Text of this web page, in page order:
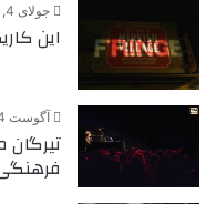
جولای 4, 2016
این
آگوست 4, 2017